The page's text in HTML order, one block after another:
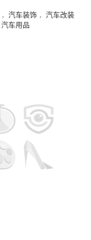
， 汽车装饰 ， 汽车改装
汽车用品